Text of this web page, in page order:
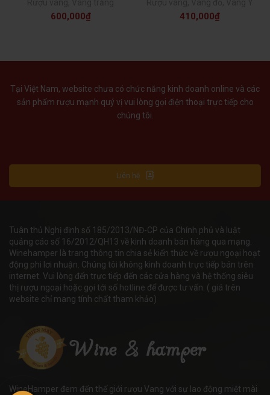
600,000₫ 410,000₫
Tại Việt Nam, website chưa có chức năng kinh doanh online và các
sản phẩm rượu mạnh quý vị vui lòng gọi điện thoại trực tiếp cho
chúng tôi.
Liên hệ
Tuân thủ Nghị định số 185/2013/NĐ-CP của Chính phủ và luật
quảng cáo số 16/2012/QH13 về kinh doanh bán hàng qua mạng.
Winehamper là trang thông tin chia sẻ kiến thức về rượu ngoại hoạt
động phi lơi nhuận. Chúng tôi không kinh doanh trực tiếp bán trên
internet. Vui lòng đến trực tiếp đến các cửa hàng và hệ thống siêu
thị rượu ngoại hoặc gọi tới số hotline để được tư vấn. ( giá trên
website chỉ mang tính chất tham khảo)
WineHamper đem đến thế giới rượu Vang với sự lao động miệt mài